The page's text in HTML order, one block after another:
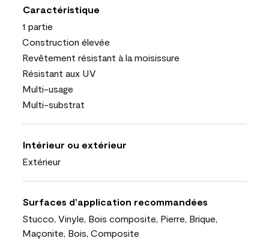
Caractéristique
1 partie
Construction élevée
Revêtement résistant à la moisissure
Résistant aux UV
Multi-usage
Multi-substrat
Intérieur ou extérieur
Extérieur
Surfaces d’application recommandées
Stucco, Vinyle, Bois composite, Pierre, Brique,
Maçonite, Bois, Composite